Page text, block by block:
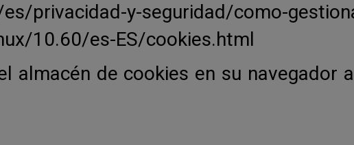
privacidad-y-seguridad/como-
10.60/es-ES/cookies.html
almacén de cookies en su navegador